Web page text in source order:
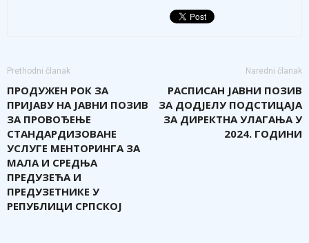
Prethodni članak
ПРОДУЖЕН РОК ЗА
ПРИЈАВУ НА ЈАВНИ ПОЗИВ
ЗА ПРОВОЂЕЊЕ
СТАНДАРДИЗОВАНЕ
УСЛУГЕ МЕНТОРИНГА ЗА
МАЛА И СРЕДЊА
ПРЕДУЗЕЋА И
ПРЕДУЗЕТНИКЕ У
РЕПУБЛИЦИ СРПСКОЈ
Naredni članak
РАСПИСАН ЈАВНИ ПОЗИВ
ЗА ДОДЈЕЛУ ПОДСТИЦАЈА
ЗА ДИРЕКТНА УЛАГАЊА У
2024. ГОДИНИ